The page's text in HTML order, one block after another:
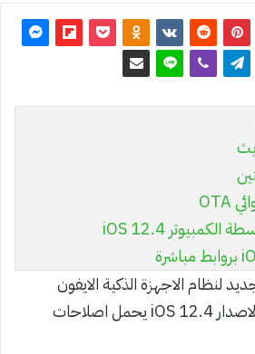
لنظام الاجهزة الذكية الايفون
والايباد والايبود يحمل الاصدار iOS 12.4 يحمل اصلاحات